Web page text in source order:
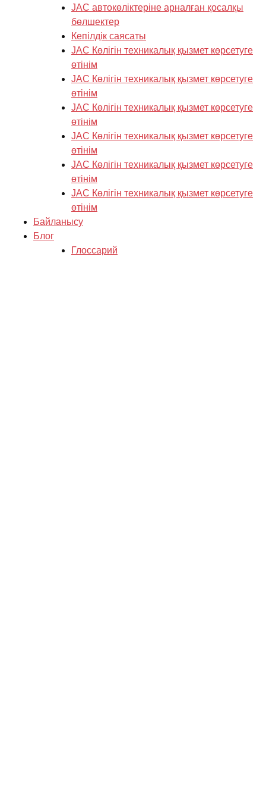
JAC автокөліктеріне арналған қосалқы
бөлшектер
Кепілдік саясаты
JAC Көлігін техникалық қызмет көрсетуге
өтінім
JAC Көлігін техникалық қызмет көрсетуге
өтінім
JAC Көлігін техникалық қызмет көрсетуге
өтінім
JAC Көлігін техникалық қызмет көрсетуге
өтінім
JAC Көлігін техникалық қызмет көрсетуге
өтінім
JAC Көлігін техникалық қызмет көрсетуге
өтінім
Байланысу
Блог
Глоссарий